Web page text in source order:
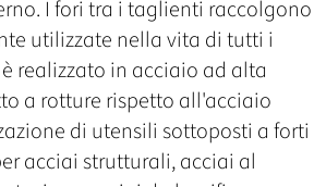
I fori tra i taglienti raccolgono
utilizzate nella vita di tutti i
realizzato in acciaio ad alta
a rotture rispetto all'acciaio
di utensili sottoposti a forti
acciai strutturali, acciai al